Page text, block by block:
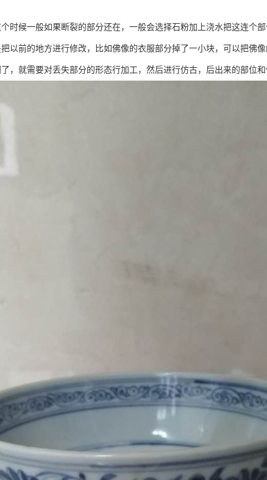
时候一般如果断裂的部分还在，一般会选择石粉加上浇水把这连个
以前的地方进行修改，比如佛像的衣服部分掉了一小块，可以把佛
，就需要对丢失部分的形态行加工，然后进行仿古，后出来的部位和